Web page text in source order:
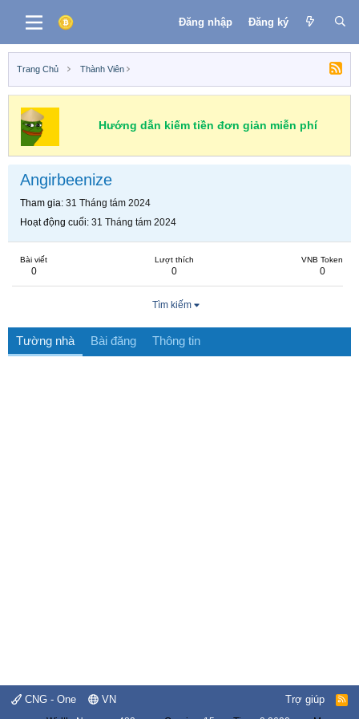
Đăng nhập Đăng ký
Trang Chủ Thành Viên
Hướng dẫn kiếm tiền đơn giản miễn phí
Angirbeenize
Tham gia 31 Tháng tám 2024
Hoạt động cuối 31 Tháng tám 2024
Bài viết
0
Lượt thích
0
VNB Token
0
Tìm kiếm
Tường nhà Bài đăng Thông tin
CNG - One VN Trợ giúp
R